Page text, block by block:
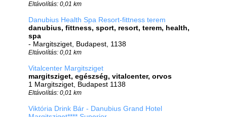
Eltávolítás: 0,01 km
Danubius Health Spa Resort-fittness terem
danubius, fittness, sport, resort, terem, health,
spa
- Margitsziget, Budapest, 1138
Eltávolítás: 0,01 km
Vitalcenter Margitsziget
margitsziget, egészség, vitalcenter, orvos
1 Margitsziget, Budapest 1138
Eltávolítás: 0,01 km
Viktória Drink Bár - Danubius Grand Hotel